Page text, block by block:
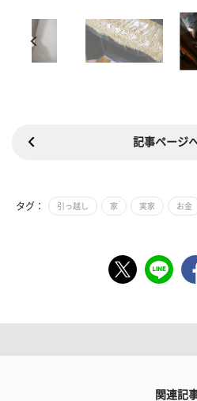
記事ページ
タグ： 引っ越し 家 実家 お金
関連記